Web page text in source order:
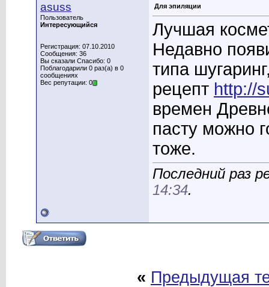
asuss
Пользователь
Интересующийся
Регистрация: 07.10.2010
Сообщения: 36
Вы сказали Спасибо: 0
Поблагодарили 0 раз(а) в 0
сообщениях
Вес репутации: 0
Для эпиляции
Лучшая
Недавно
типа
рецепт http://
времен
пасту можно
тоже.
Последний раз
14:34.
« Предыдущая